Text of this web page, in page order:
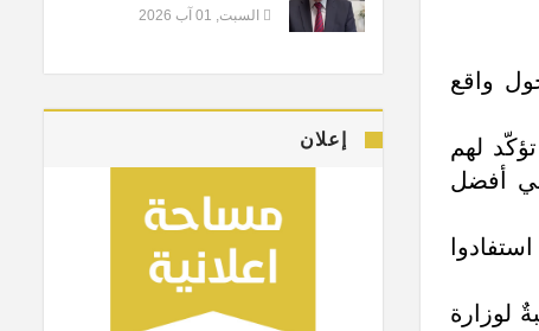
وحقوقيةً حول واقع
لهم
في أفضل
لوزارة
السبت, 01 آب 2026
إعلان